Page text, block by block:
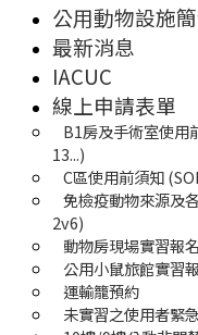
公用動物設施
最新消息
IACUC
線上申請表單
B1房及手術室使
13...)
C區使用前須知
免檢疫動物來源及
2v6)
動物房現場實習報名
公用小鼠旅館實習
運輸籠預約
未實習之使用者緊